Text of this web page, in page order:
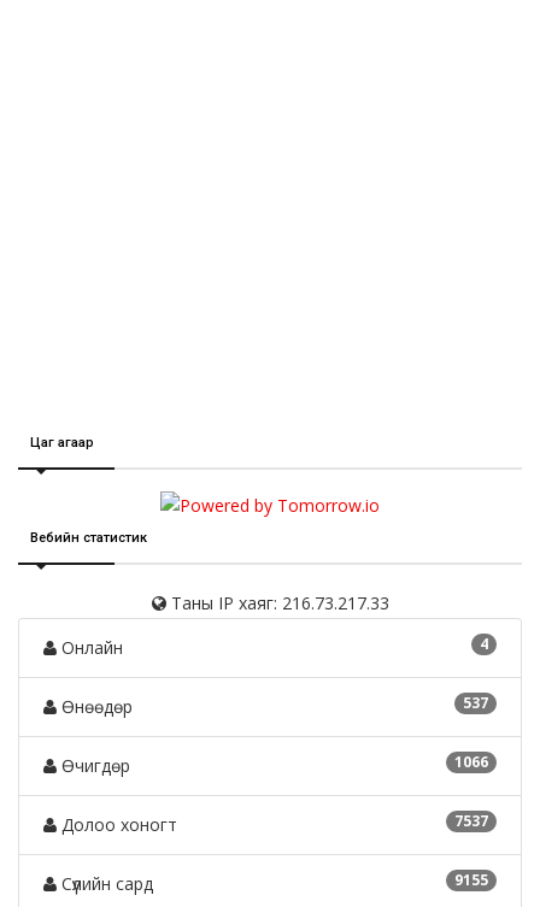
Цаг агаар
Вебийн статистик
Таны IP хаяг: 216.73.217.33
4
Онлайн
537
Өнөөдөр
1066
Өчигдөр
7537
Долоо хоногт
9155
Сүүлийн сард